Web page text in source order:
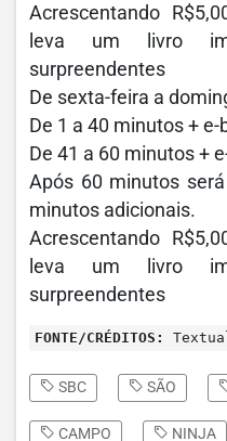
Acrescentando
leva um livro
surpreendentes
De sexta-feira a
De 1 a 40 minutos + e-
De 41 a 60 minutos +
Após 60 minutos
minutos adicionais.
Acrescentando
leva um livro
surpreendentes
FONTE/CRÉDITOS:
SBC SÃO
CAMPO NINJA